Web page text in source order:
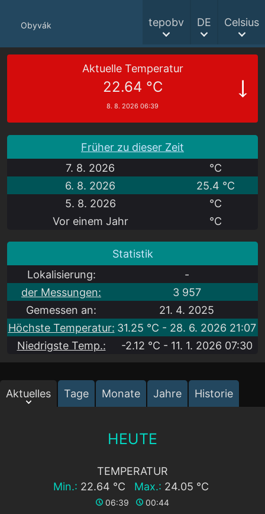
Obyvák tepobv DE Celsius
Aktuelle Temperatur
22.64 °C
8. 8. 2026 06:39
Früher zu dieser Zeit
7. 8. 2026
°C
6. 8. 2026
25.4 °C
5. 8. 2026
°C
Vor einem Jahr
°C
Statistik
Lokalisierung:
-
der Messungen:
3 957
Gemessen an:
21. 4. 2025
Höchste Temperatur: 31.25 °C - 28. 6. 2026 21:07
Niedrigste Temp.:
-2.12 °C - 11. 1. 2026 07:30
Aktuelles Tage Monate Jahre Historie
HEUTE
TEMPERATUR
Min.: 22.64 °C Max.: 24.05 °C
06:39 00:44